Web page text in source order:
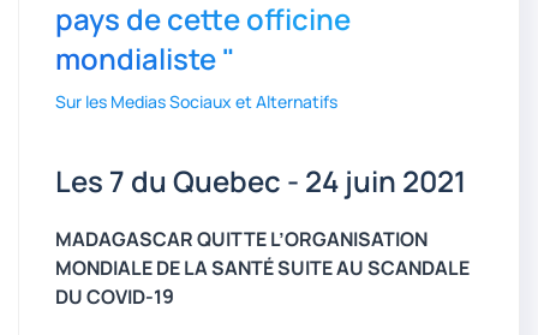
pays de cette officine
mondialiste "
Sur les Medias Sociaux et Alternatifs
Les 7 du Quebec - 24 juin 2021
MADAGASCAR QUITTE L’ORGANISATION
MONDIALE DE LA SANTÉ SUITE AU SCANDALE
DU COVID-19